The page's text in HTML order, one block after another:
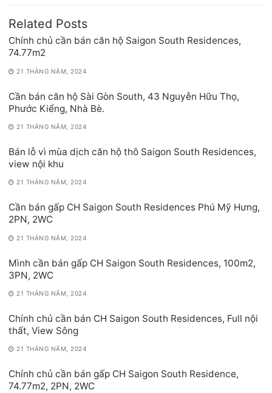
Related Posts
Chính chủ cần bán căn hộ Saigon South Residences,
74.77m2
21 THÁNG NĂM, 2024
Cần bán căn hộ Sài Gòn South, 43 Nguyễn Hữu Thọ,
Phước Kiểng, Nhà Bè.
21 THÁNG NĂM, 2024
Bán lỗ vì mùa dịch căn hộ thô Saigon South Residences,
view nội khu
21 THÁNG NĂM, 2024
Cần bán gấp CH Saigon South Residences Phú Mỹ Hưng,
2PN, 2WC
21 THÁNG NĂM, 2024
Mình cần bán gấp CH Saigon South Residences, 100m2,
3PN, 2WC
21 THÁNG NĂM, 2024
Chính chủ cần bán CH Saigon South Residences, Full nội
thất, View Sông
21 THÁNG NĂM, 2024
Chính chủ cần bán gấp CH Saigon South Residence,
74.77m2, 2PN, 2WC